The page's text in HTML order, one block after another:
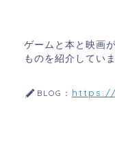
ゲームと本と映画
ものを紹介していま
BLOG：